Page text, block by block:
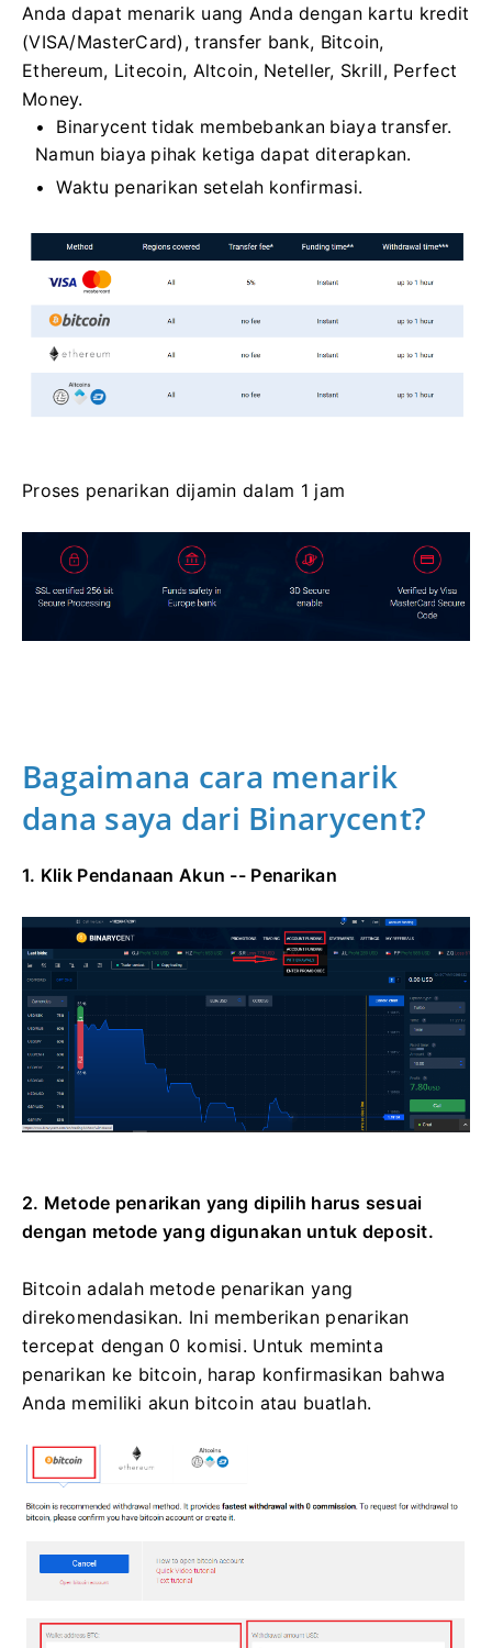
Anda dapat menarik uang Anda dengan kartu kredit
(VISA/MasterCard), transfer bank, Bitcoin,
Ethereum, Litecoin, Altcoin, Neteller, Skrill, Perfect
Money.
Binarycent tidak membebankan biaya transfer.
Namun biaya pihak ketiga dapat diterapkan.
Waktu penarikan setelah konfirmasi.
Proses penarikan dijamin dalam 1 jam
Bagaimana cara menarik
dana saya dari Binarycent?
1. Klik Pendanaan Akun -- Penarikan
2. Metode penarikan yang dipilih harus sesuai
dengan metode yang digunakan untuk deposit.
Bitcoin adalah metode penarikan yang
direkomendasikan. Ini memberikan penarikan
tercepat dengan 0 komisi. Untuk meminta
penarikan ke bitcoin, harap konfirmasikan bahwa
Anda memiliki akun bitcoin atau buatlah.